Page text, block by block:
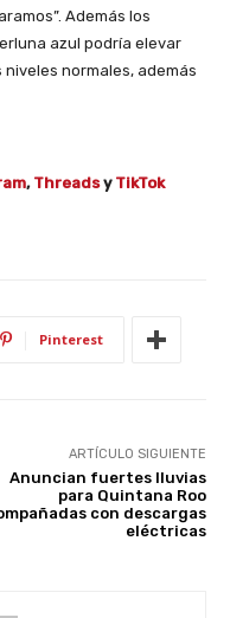
Además los
azul podría elevar
normales, además
, Threadsy TikTok
Pinterest
ARTÍCULO SIGUIENTE
Anuncian fuertes lluvias
para Quintana Roo
con descargas
eléctricas